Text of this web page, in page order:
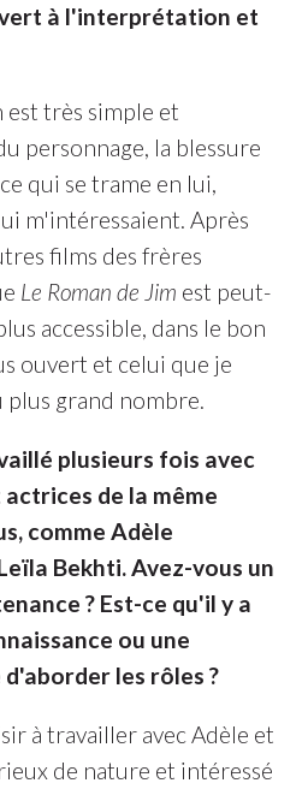
à l'interprétation et
est très simple et
personnage, la blessure
qui se trame en lui,
m'intéressaient. Après
films des frères
Le Roman de Jim est peut-
accessible, dans le bon
ouvert et celui que je
grand nombre.
plusieurs fois avec
de la même
comme Adèle
Bekhti. Avez-vous un
? Est-ce qu'il y a
ou une
les rôles ?
à travailler avec Adèle et
de nature et intéressé